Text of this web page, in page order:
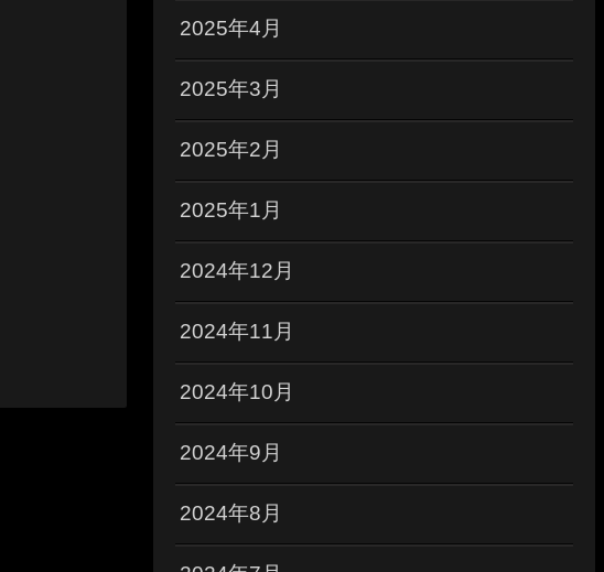
2025年4月
2025年3月
2025年2月
2025年1月
2024年12月
2024年11月
2024年10月
2024年9月
2024年8月